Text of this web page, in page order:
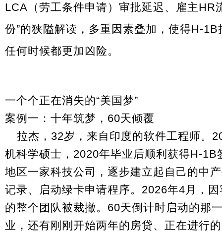
LCA（劳工条件申请）审批延迟、雇主HR
份”的狭隘解读，多重因素叠加，使得H-
任何时候都更加凶险。
一个个正在消失的“美国梦”
案例一：十年筑梦，60天倾覆
拉杰，32岁，来自印度的软件工程师。
机科学硕士，2020年毕业后顺利获得H-
地区一家科技公司，逐步建立起自己的中
记录、启动绿卡申请程序。2026年4月，
的整个团队被裁撤。60天倒计时启动的那
业，还有刚刚开始两年的房贷、正在进行